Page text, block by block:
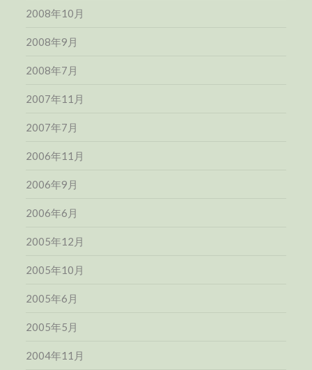
2008年10月
2008年9月
2008年7月
2007年11月
2007年7月
2006年11月
2006年9月
2006年6月
2005年12月
2005年10月
2005年6月
2005年5月
2004年11月